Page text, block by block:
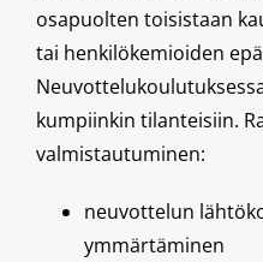
osapuolten toisistaan
tai henkilökemioiden
kumpiinkin tilanteisiin.
valmistautuminen:
neuvottelun
ymmärtäminen